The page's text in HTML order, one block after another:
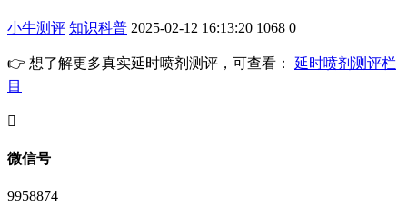
小牛测评 知识科普 2025-02-12 16:13:20 1068 0
👉 想了解更多真实延时喷剂测评，可查看： 延时喷剂测评栏
目
󦘖
微信号
9958874